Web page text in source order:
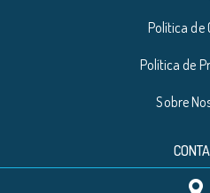
Política de
Política de
Sobre